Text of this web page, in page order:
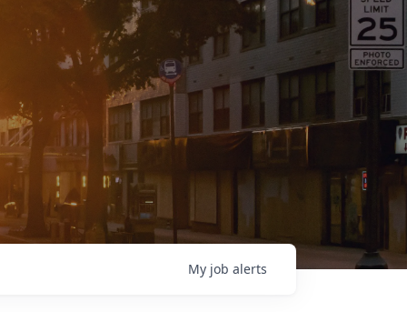
My job alerts